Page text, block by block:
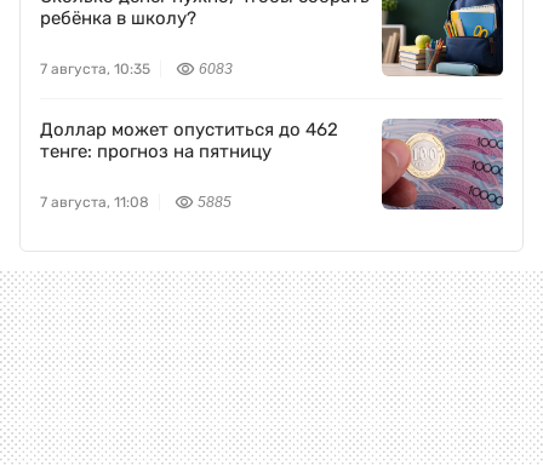
ребёнка в школу?
7 августа, 10:35 6083
Доллар может опуститься до 462
тенге: прогноз на пятницу
7 августа, 11:08 5885